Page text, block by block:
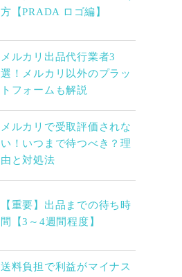
方【PRADA ロゴ編】
メルカリ出品代行業者3
選！メルカリ以外のプラッ
トフォームも解説
メルカリで受取評価されな
い！いつまで待つべき？理
由と対処法
【重要】出品までの待ち時
間【3～4週間程度】
送料負担で利益がマイナス